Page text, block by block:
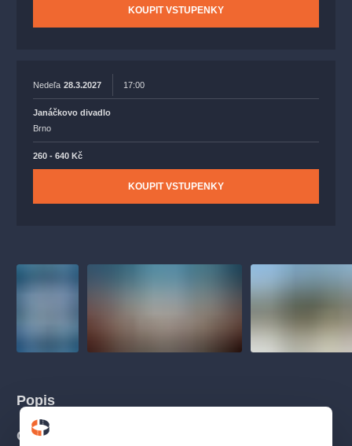
KOUPIT VSTUPENKY
Nedeľa 28.3.2027 17:00
Janáčkovo divadlo
Brno
260 - 640 Kč
KOUPIT VSTUPENKY
Popis
O PŘEDSTAVENÍ